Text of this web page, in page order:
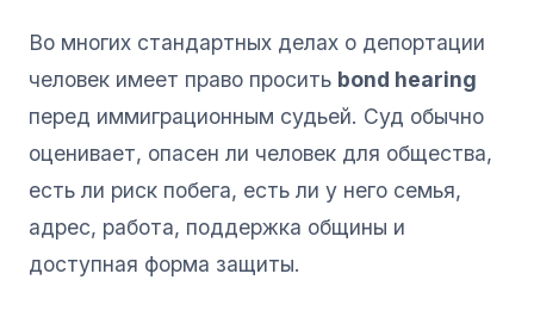
Во многих стандартных делах о депортации
человек имеет право просить bond hearing
перед иммиграционным судьей. Суд обычно
оценивает, опасен ли человек для общества,
есть ли риск побега, есть ли у него семья,
адрес, работа, поддержка общины и
доступная форма защиты.